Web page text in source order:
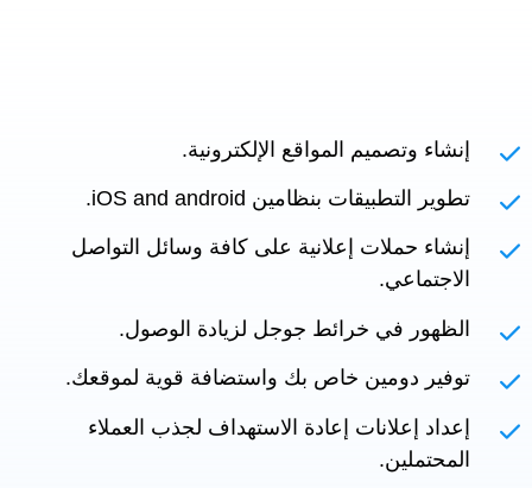
إنشاء وتصميم المواقع الإلكترونية.
تطوير التطبيقات بنظامين iOS and android.
إنشاء حملات إعلانية على كافة وسائل التواصل
الاجتماعي.
الظهور في خرائط جوجل لزيادة الوصول.
توفير دومين خاص بك واستضافة قوية لموقعك.
إعداد إعلانات إعادة الاستهداف لجذب العملاء
المحتملين.